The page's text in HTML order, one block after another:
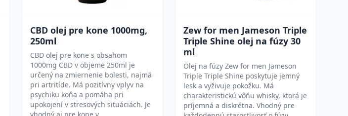
CBD olej pre kone 1000mg,
250ml
CBD olej pre kone s obsahom
1000mg CBD v objeme 250ml je
určený na zmiernenie bolesti, najmä
pri artritíde. Má pozitívny vplyv na
psychiku koňa a pomáha pri
upokojení v stresových situáciách. Je
Zew for men Jameson Triple
Triple Shine olej na fúzy 30
ml
Olej na fúzy Zew for men Jameson
Triple Triple Shine poskytuje jemný
lesk a vyživuje pokožku. Má
charakteristickú vôňu whisky, ktorá je
príjemná a diskrétna. Vhodný pre